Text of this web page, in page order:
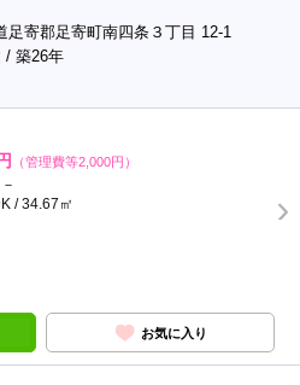
足寄郡足寄町南四条３丁目 12-1
/ 築26年
（管理費等2,000円）
/ 34.67㎡
お気に入り